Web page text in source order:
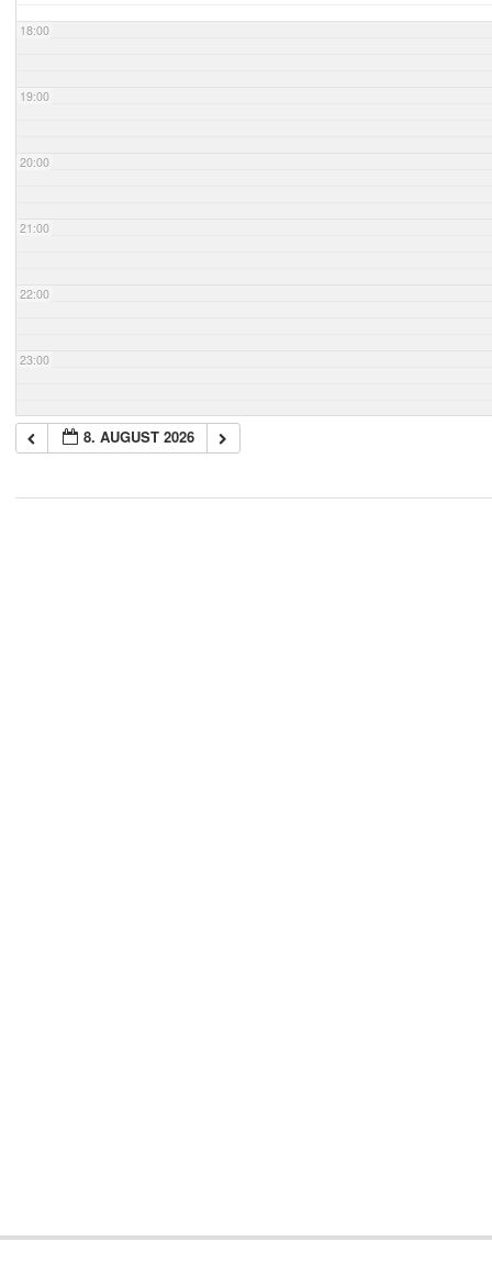
18:00
19:00
20:00
21:00
22:00
23:00
8. AUGUST 2026